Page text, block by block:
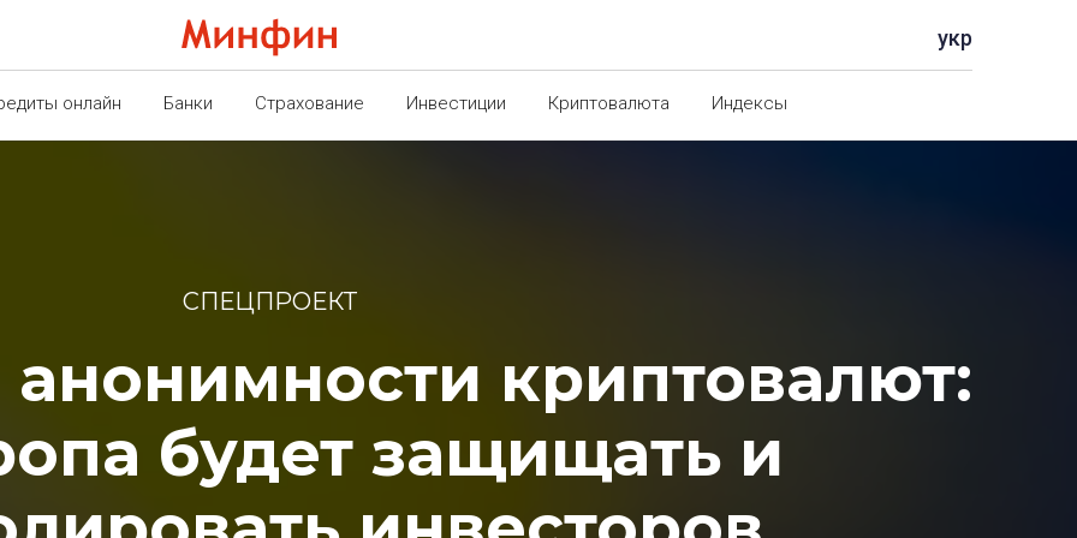
укр
онлайн Банки Страхование Инвестиции Криптовалюта Индексы
СПЕЦПРОЕКТ
криптовалют:
будет защищать и